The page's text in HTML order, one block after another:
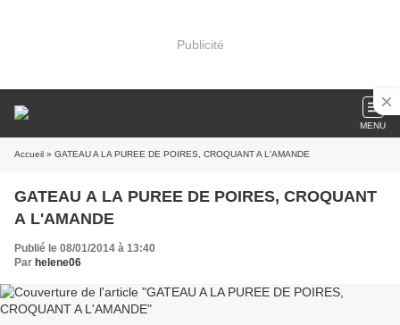
Publicité
MENU
Accueil » GATEAU A LA PUREE DE POIRES, CROQUANT A L'AMANDE
GATEAU A LA PUREE DE POIRES, CROQUANT
A L'AMANDE
Publié le 08/01/2014 à 13:40
Par helene06